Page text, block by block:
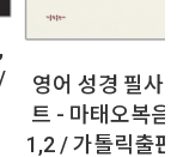
영어 성경 필사
트 - 마태오복음
1,2 / 가톨릭출